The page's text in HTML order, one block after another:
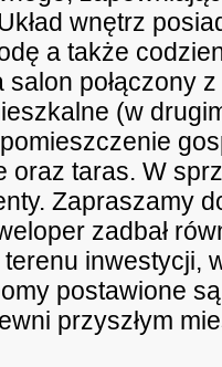
wnętrz
a także
połączony
(w
oraz taras. W
Zapraszamy
zadbał
inwestycji,
postawione
przyszłym